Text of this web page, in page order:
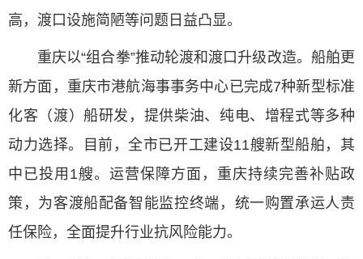
高，渡口设施简陋等问题日益凸显。
重庆以“组合拳”推动轮渡和渡口升级改造。船舶更
新方面，重庆市港航海事事务中心已完成7种新型标准
化客（渡）船研发，提供柴油、纯电、增程式等多种
动力选择。目前，全市已开工建设11艘新型船舶，其
中已投用1艘。运营保障方面，重庆持续完善补贴政
策，为客渡船配备智能监控终端，统一购置承运人责
任保险，全面提升行业抗风险能力。